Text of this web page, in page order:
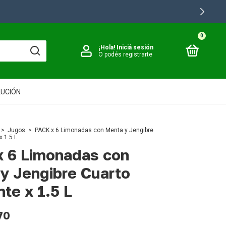
¡Hola! Iniciá sesión
O podés registrarte
0
> Jugos >
PACK x 6 Limonadas con Menta y Jengibre
1.5 L
6 Limonadas con
Jengibre Cuarto
x 1.5 L